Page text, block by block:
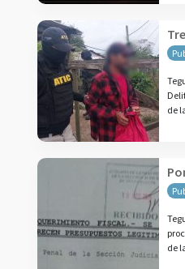
de
de